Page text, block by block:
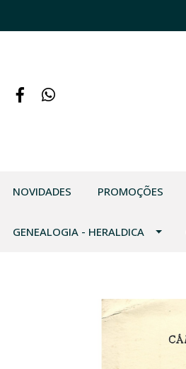
NOVIDADES PROMOÇÕES
GENEALOGIA - HERALDICA